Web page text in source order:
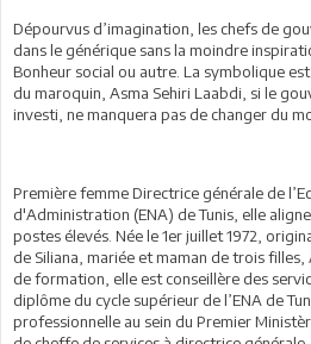
Dépourvus d’imagination, les chefs de
dans le générique sans la moindre
Bonheur social ou autre. La symbolique
du maroquin, Asma Sehiri Laabdi, si le
investi, ne manquera pas de changer du
Première femme Directrice générale de
d'Administration (ENA) de Tunis, elle
postes élevés. Née le 1er juillet 1972,
de Siliana, mariée et maman de trois
de formation, elle est conseillère des
diplôme du cycle supérieur de l’ENA de
professionnelle au sein du Premier